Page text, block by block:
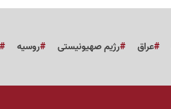
عراق رژیم صهیونیستی روسیه